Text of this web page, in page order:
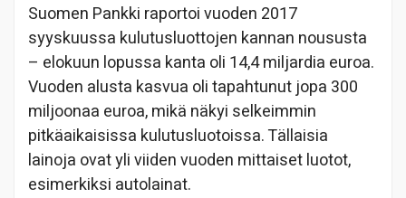
Suomen Pankki raportoi vuoden 2017
syyskuussa kulutusluottojen kannan noususta
– elokuun lopussa kanta oli 14,4 miljardia euroa.
Vuoden alusta kasvua oli tapahtunut jopa 300
miljoonaa euroa, mikä näkyi selkeimmin
pitkäaikaisissa kulutusluotoissa. Tällaisia
lainoja ovat yli viiden vuoden mittaiset luotot,
esimerkiksi autolainat.